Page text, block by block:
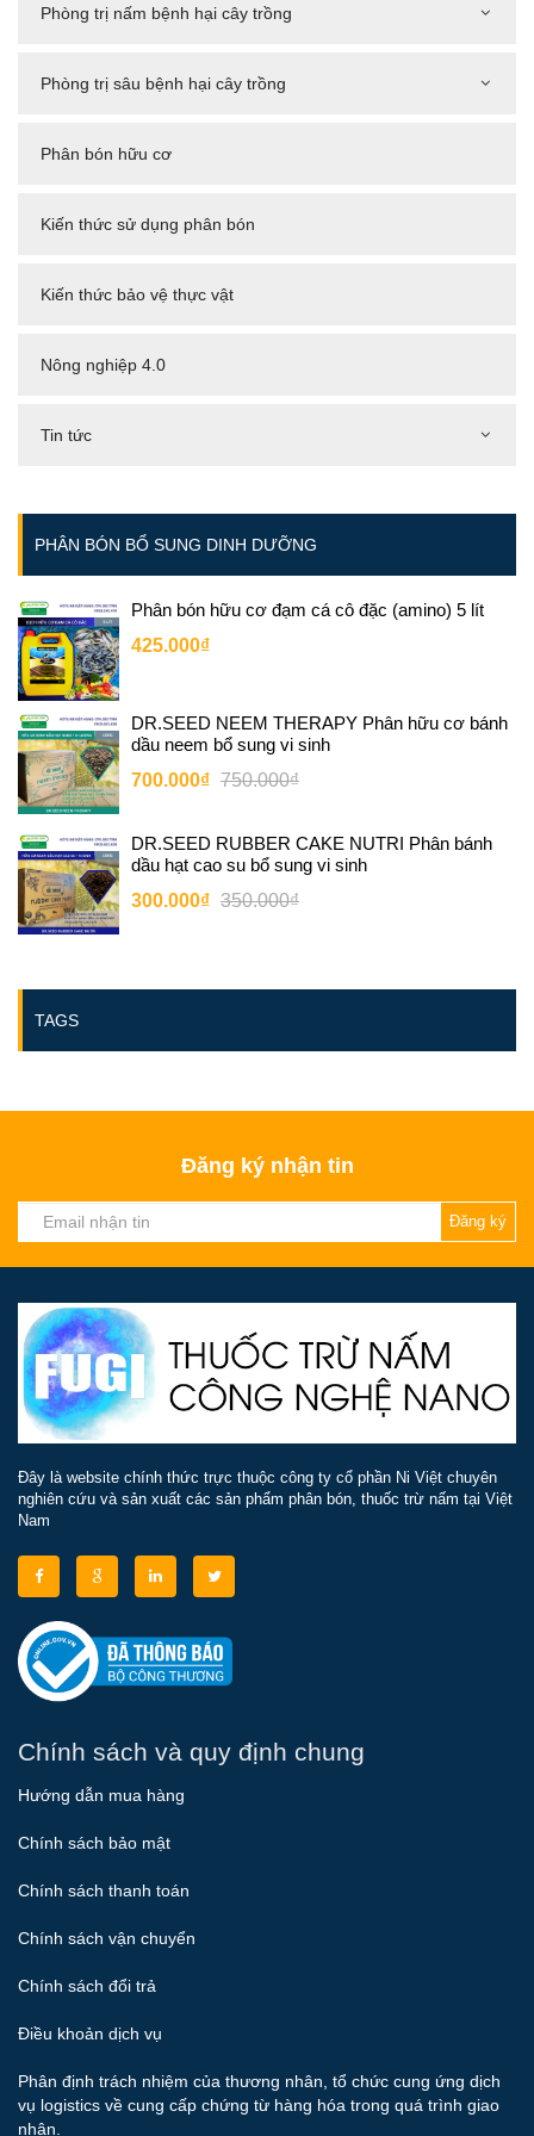
Phòng trị nấm bệnh hại cây trồng
Phòng trị sâu bệnh hại cây trồng
Phân bón hữu cơ
Kiến thức sử dụng phân bón
Kiến thức bảo vệ thực vật
Nông nghiệp 4.0
Tin tức
PHÂN BÓN BỔ SUNG DINH DƯỠNG
Phân bón hữu cơ đạm cá cô đặc (amino) 5 lít
425.000₫
DR.SEED NEEM THERAPY Phân hữu cơ bánh
dầu neem bổ sung vi sinh
700.000₫ 750.000₫
DR.SEED RUBBER CAKE NUTRI Phân bánh
dầu hạt cao su bổ sung vi sinh
300.000₫ 350.000₫
TAGS
Đăng ký nhận tin
Đăng ký
Đây là website chính thức trực thuộc công ty cổ phần Ni Việt chuyên
nghiên cứu và sản xuất các sản phẩm phân bón, thuốc trừ nấm tại Việt
Nam
Chính sách và quy định chung
Hướng dẫn mua hàng
Chính sách bảo mật
Chính sách thanh toán
Chính sách vận chuyển
Chính sách đổi trả
Điều khoản dịch vụ
Phân định trách nhiệm của thương nhân, tổ chức cung ứng dịch
vụ logistics về cung cấp chứng từ hàng hóa trong quá trình giao
nhận.